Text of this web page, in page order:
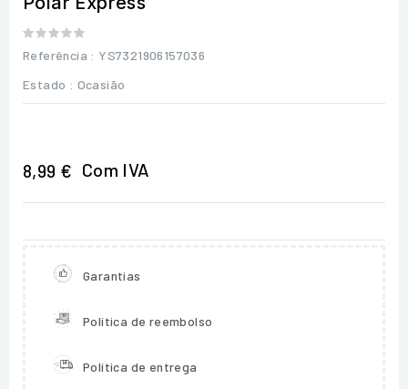
Referência : YS7321906157036
Estado : Ocasião
8,99 € Com IVA
Garantias
Política de reembolso
Política de entrega